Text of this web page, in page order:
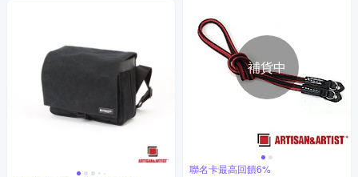
補貨中
聯名卡最高回饋6%